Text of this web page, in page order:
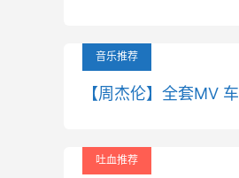
音乐推荐
【周杰伦】全套MV
吐血推荐